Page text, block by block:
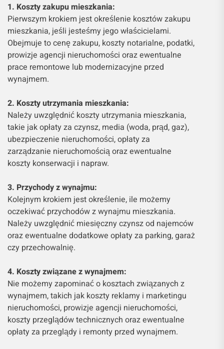
1. Koszty zakupu mieszkania:
Pierwszym krokiem jest określenie kosztów zakupu
mieszkania, jeśli jesteśmy jego właścicielami.
Obejmuje to cenę zakupu, koszty notarialne, podatki,
prowizje agencji nieruchomości oraz ewentualne
prace remontowe lub modernizacyjne przed
wynajmem.
2. Koszty utrzymania mieszkania:
Należy uwzględnić koszty utrzymania mieszkania,
takie jak opłaty za czynsz, media (woda, prąd, gaz),
ubezpieczenie nieruchomości, opłaty za
zarządzanie nieruchomością oraz ewentualne
koszty konserwacji i napraw.
3. Przychody z wynajmu:
Kolejnym krokiem jest określenie, ile możemy
oczekiwać przychodów z wynajmu mieszkania.
Należy uwzględnić miesięczny czynsz od najemców
oraz ewentualne dodatkowe opłaty za parking, garaż
czy przechowalnię.
4. Koszty związane z wynajmem:
Nie możemy zapominać o kosztach związanych z
wynajmem, takich jak koszty reklamy i marketingu
nieruchomości, prowizje agencji nieruchomości,
koszty przeglądów technicznych oraz ewentualne
opłaty za przeglądy i remonty przed wynajmem.